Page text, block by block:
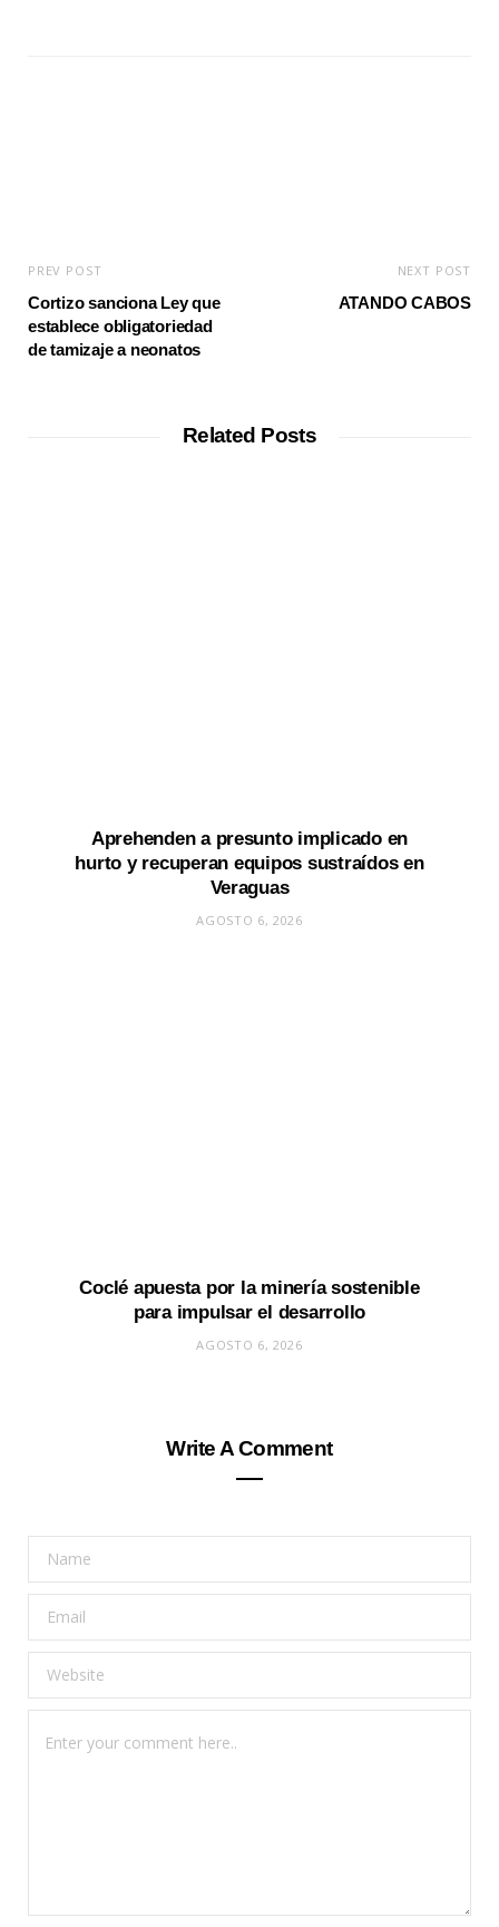
PREV POST
Cortizo sanciona Ley que
establece obligatoriedad
de tamizaje a neonatos
NEXT POST
ATANDO CABOS
Related Posts
Aprehenden a presunto implicado en
hurto y recuperan equipos sustraídos en
Veraguas
AGOSTO 6, 2026
Coclé apuesta por la minería sostenible
para impulsar el desarrollo
AGOSTO 6, 2026
Write A Comment